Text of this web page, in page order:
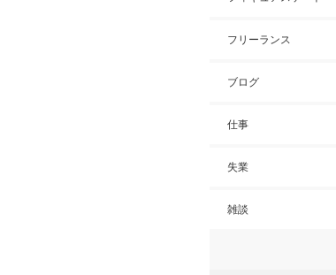
フリーランス
ブログ
仕事
失業
雑談